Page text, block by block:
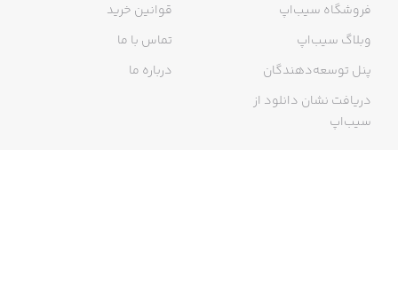
فروشگاه سیب‌اپ
وبلاگ سیب‌اپ
پنل توسعه‌دهندگان
دریافت نشان دانلود از
سیب‌اپ
قوانین خرید
تماس با ما
درباره ما